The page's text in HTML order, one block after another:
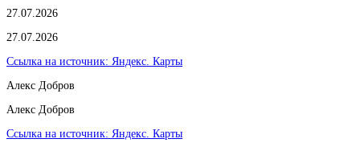
27.07.2026
27.07.2026
Ссылка на источник: Яндекс. Карты
Алекс Добров
Алекс Добров
Ссылка на источник: Яндекс. Карты